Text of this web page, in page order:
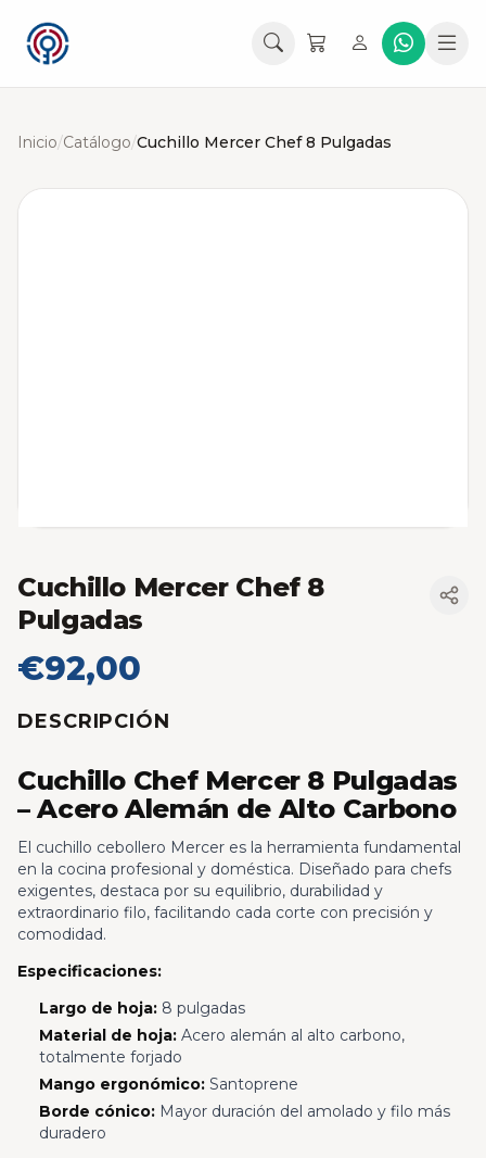
Inicio/Catálogo/Cuchillo Mercer Chef 8 Pulgadas
Cuchillo Mercer Chef 8
Pulgadas
€92,00
DESCRIPCIÓN
Cuchillo Chef Mercer 8 Pulgadas
– Acero Alemán de Alto Carbono
El cuchillo cebollero Mercer es la herramienta fundamental
en la cocina profesional y doméstica. Diseñado para chefs
exigentes, destaca por su equilibrio, durabilidad y
extraordinario filo, facilitando cada corte con precisión y
comodidad.
Especificaciones:
Largo de hoja:8 pulgadas
Material de hoja:Acero alemán al alto carbono,
totalmente forjado
Mango ergonómico:Santoprene
Borde cónico:Mayor duración del amolado y filo más
duradero